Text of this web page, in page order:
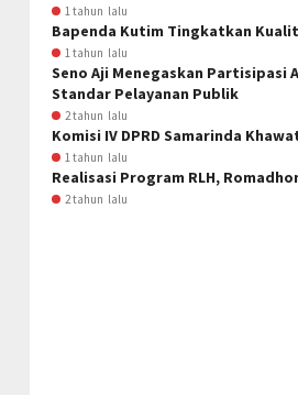
1 tahun lalu
Bapenda Kutim Tingkatkan
1 tahun lalu
Seno Aji Menegaskan
Standar Pelayanan Publik
2 tahun lalu
Komisi IV DPRD Samarinda
1 tahun lalu
Realisasi Program RLH,
2 tahun lalu